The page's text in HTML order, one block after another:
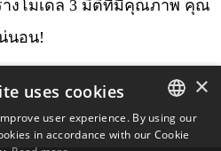
งโมเดล 3 มิติที่มีคุณภาพ คุณ
นอน!
ENGLISH
×
uses cookies
user experience. By using our
in accordance with our Cookie